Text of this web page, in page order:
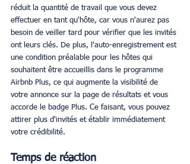
réduit la quantité de travail que vous devez
effectuer en tant qu'hôte, car vous n'aurez pas
besoin de veiller tard pour vérifier que les invités
ont leurs clés. De plus, l'auto-enregistrement est
une condition préalable pour les hôtes qui
souhaitent être accueillis dans le programme
Airbnb Plus, ce qui augmente la visibilité de
votre annonce sur la page de résultats et vous
accorde le badge Plus. Ce faisant, vous pouvez
attirer plus d'invités et établir immédiatement
votre crédibilité.
Temps de réaction